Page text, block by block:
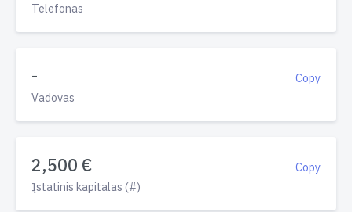
Telefonas
Copy
-
Vadovas
Copy
2,500 €
Įstatinis kapitalas (#)